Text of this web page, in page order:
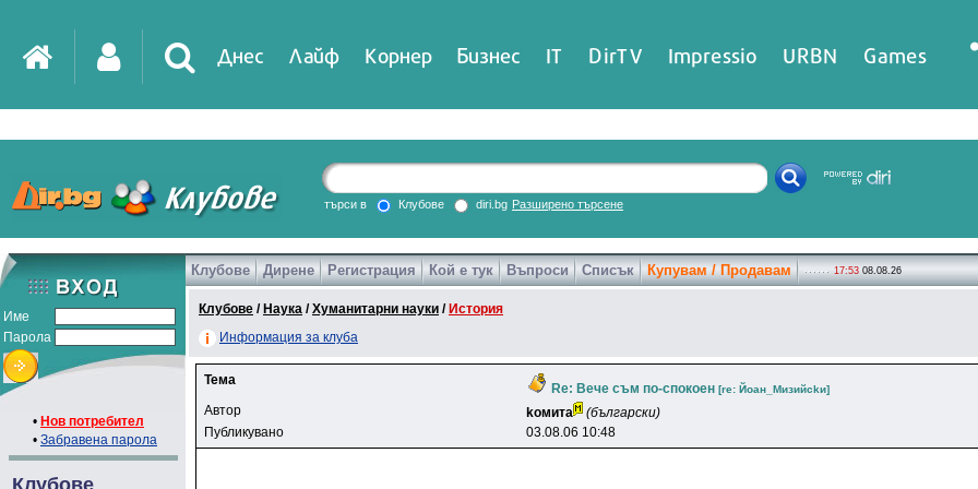
Днес Лайф Корнер Бизнес IT DirTV Impressio URBN Games
търси в Клубове diri.bg Разширено търсене
Име
Парола
• Нов потребител
• Забравена парола
Клубове
Клубове Дирене Регистрация Кой е тук Въпроси Списък Купувам / Продавам 17:53 08.08.26
Клубове / Наука /Хуманитарни науки / История
Информация за клуба
Тема
Re: Вече съм по-спокоен [re: Йoaн_Mизийckи]
Автор koмитa
(български)
Публикувано
03.08.06 10:48